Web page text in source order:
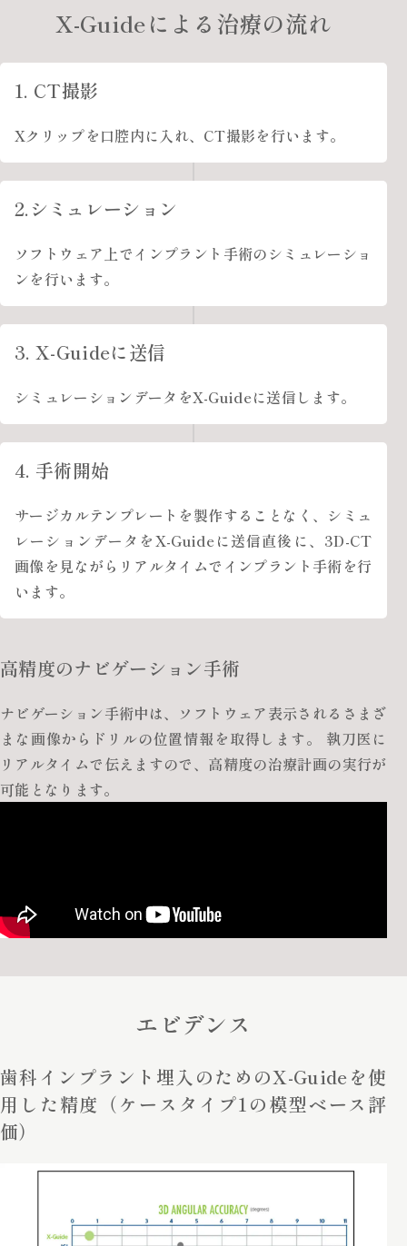
X-Guideによる治療の流れ
1. CT撮影
Xクリップを口腔内に入れ、CT撮影を行います。
2.シミュレーション
ソフトウェア上でインプラント手術のシミュレーショ
ンを行います。
3. X-Guideに送信
シミュレーションデータをX-Guideに送信します。
4. 手術開始
サージカルテンプレートを製作することなく、シミュ
レーションデータをX-Guideに送信直後に、3D-CT
画像を見ながらリアルタイムでインプラント手術を行
います。
高精度のナビゲーション手術
ナビゲーション手術中は、ソフトウェア表示されるさまざ
まな画像からドリルの位置情報を取得します。 執刀医に
リアルタイムで伝えますので、高精度の治療計画の実行が
可能となります。
エビデンス
歯科インプラント埋入のためのX-Guideを使
用した精度 （ケースタイプ1の模型ベース評
価）